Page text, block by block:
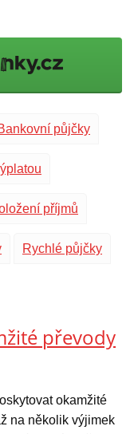
půjčky
příjmů
Rychlé půjčky
převody
okamžité
na několik výjimek